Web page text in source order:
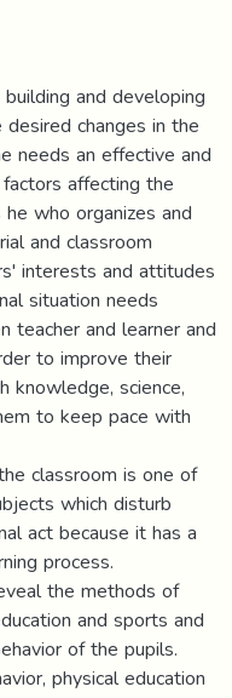
and developing
changes in the
needs an effective and
affecting the
who organizes and
and classroom
interests and attitudes
situation needs
teacher and learner and
to improve their
knowledge, science,
to keep pace with
classroom is one of
which disturb
act because it has a
process.
the methods of
and sports and
of the pupils.
physical education